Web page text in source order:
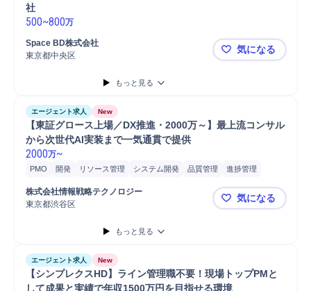
社
500~800万
Space BD株式会社
東京都中央区
海外新規事
気になる
もっと見る
エージェント求人 New
【東証グロース上場／DX推進・2000万～】最上流コンサル
から次世代AI実装まで一気通貫で提供
2000万~
PMO 開発 リソース管理 システム開発 品質管理
進捗管理
システム要件定義
プロジェクト
プロジェクトリーダー
マネジメント PC/Web
株式会社情報戦略テクノロジー
東京都渋谷区
【東証グロ
気になる
もっと見る
エージェント求人 New
【シンプレクスHD】ライン管理職不要！現場トップPMと
して成果と実績で年収1500万円を目指せる環境